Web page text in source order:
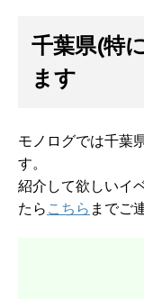
千葉県(特
ます
モノログでは千葉
す。
紹介して欲しいイ
たら こちら までご